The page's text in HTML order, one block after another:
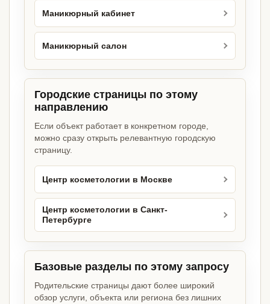
Маникюрный кабинет
Маникюрный салон
Городские страницы по этому
направлению
Если объект работает в конкретном городе,
можно сразу открыть релевантную городскую
страницу.
Центр косметологии в Москве
Центр косметологии в Санкт-
Петербурге
Базовые разделы по этому запросу
Родительские страницы дают более широкий
обзор услуги, объекта или региона без лишних